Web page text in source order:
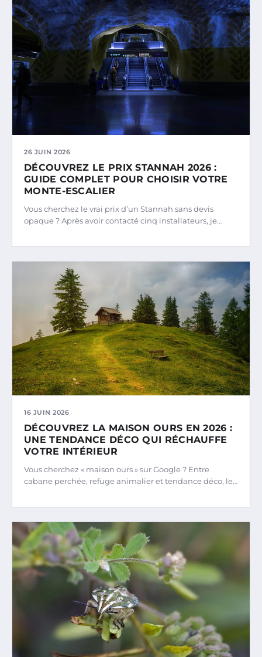
26 JUIN 2026
DÉCOUVREZ LE PRIX STANNAH 2026 :
GUIDE COMPLET POUR CHOISIR VOTRE
MONTE-ESCALIER
Vous cherchez le vrai prix d’un Stannah sans devis
opaque ? Après avoir contacté cinq installateurs, je…
16 JUIN 2026
DÉCOUVREZ LA MAISON OURS EN 2026 :
UNE TENDANCE DÉCO QUI RÉCHAUFFE
VOTRE INTÉRIEUR
Vous cherchez « maison ours » sur Google ? Entre
cabane perchée, refuge animalier et tendance déco, le…